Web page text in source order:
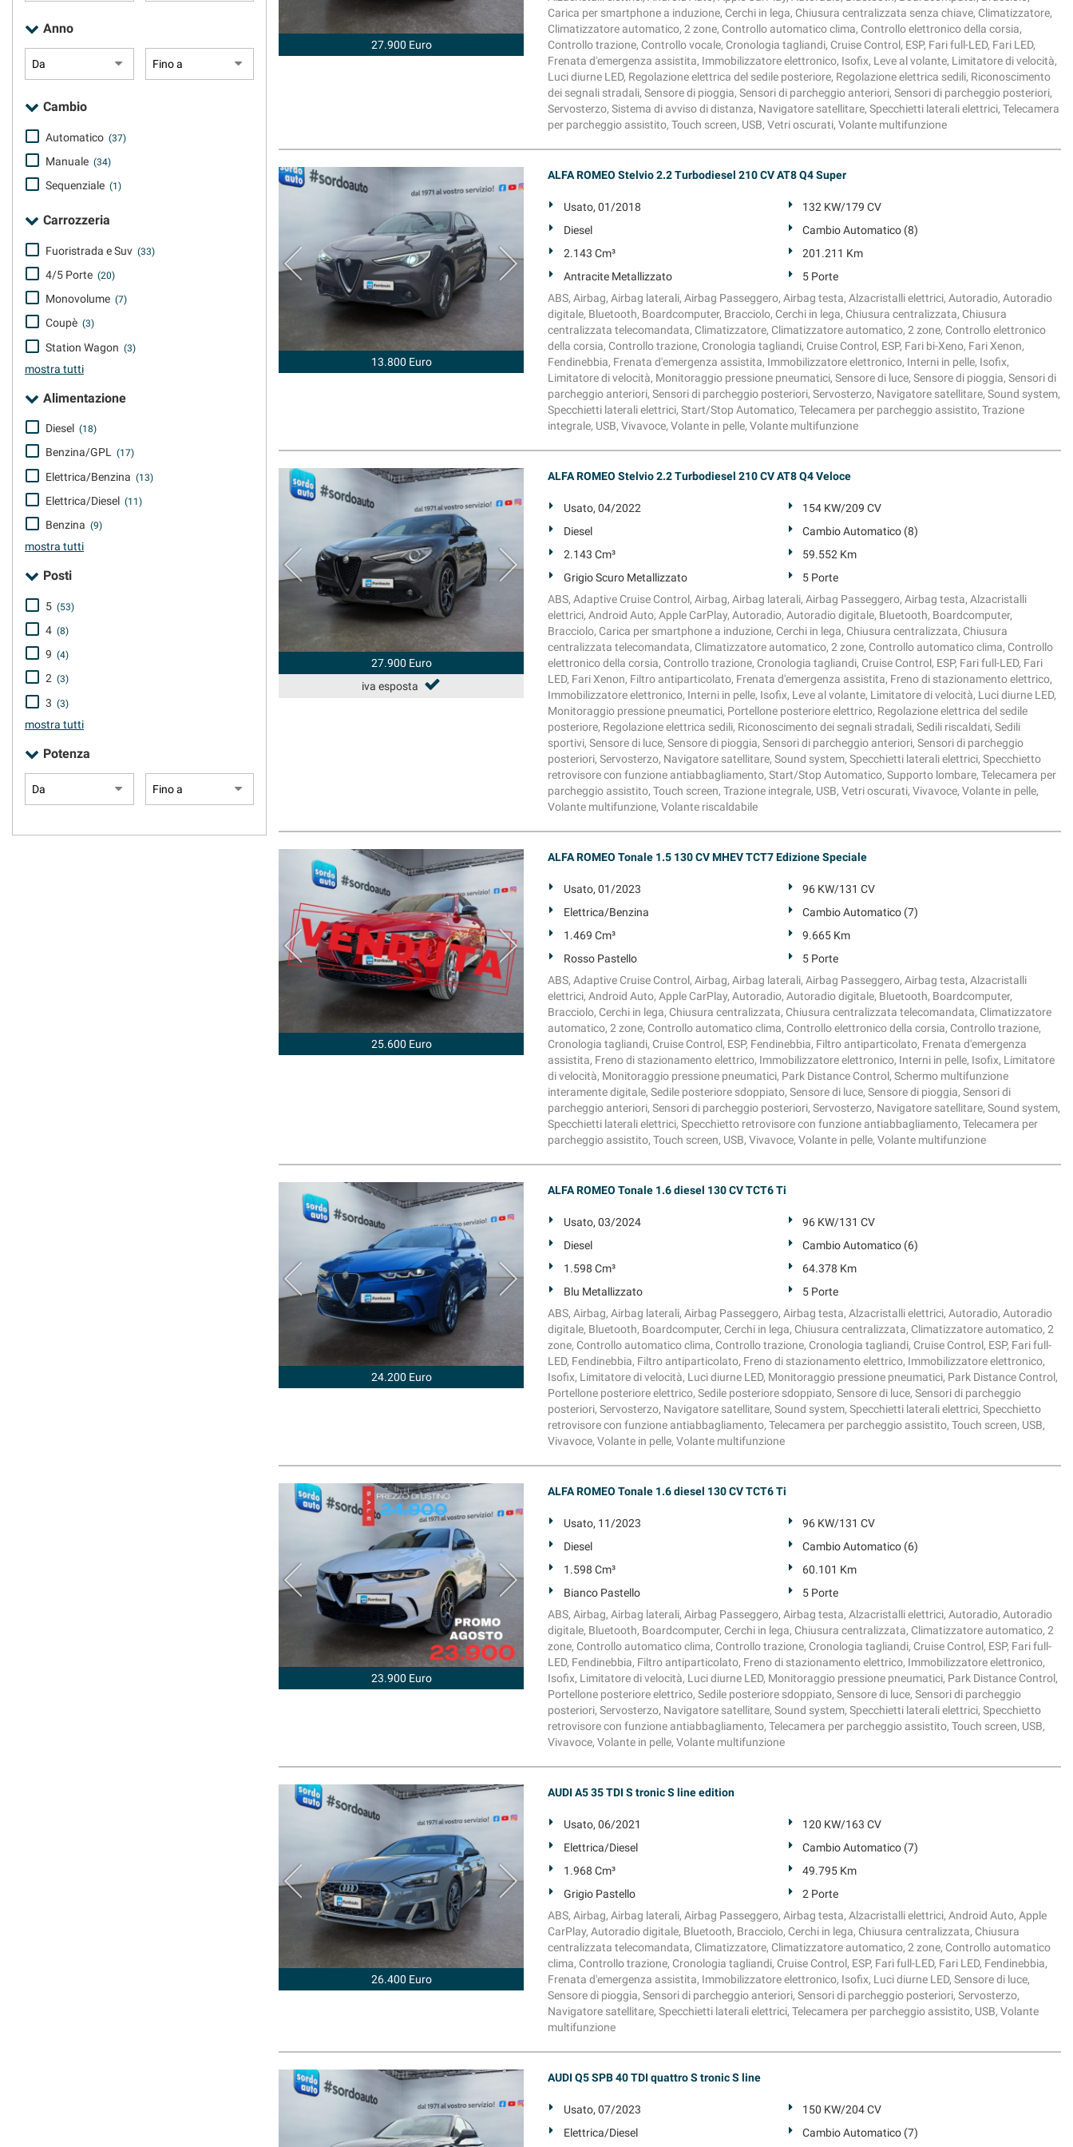
Anno
Cambio
Automatico (37)
Manuale (34)
Sequenziale (1)
Carrozzeria
Fuoristrada e Suv (33)
4/5 Porte (20)
Monovolume (7)
Coupè (3)
Station Wagon (3)
mostra tutti
Alimentazione
Diesel (18)
Benzina/GPL (17)
Elettrica/Benzina (13)
Elettrica/Diesel (11)
Benzina (9)
mostra tutti
Posti
5 (53)
4 (8)
9 (4)
2 (3)
3 (3)
mostra tutti
Potenza
27.900 Euro
Carica per smartphone a induzione, Cerchi in lega, Chiusura centralizzata senza chiave, Climatizzatore,
Climatizzatore automatico, 2 zone, Controllo automatico clima, Controllo elettronico della corsia,
Controllo trazione, Controllo vocale, Cronologia tagliandi, Cruise Control, ESP, Fari full-LED, Fari LED,
Frenata d'emergenza assistita, Immobilizzatore elettronico, Isofix, Leve al volante, Limitatore di velocità,
Luci diurne LED, Regolazione elettrica del sedile posteriore, Regolazione elettrica sedili, Riconoscimento
dei segnali stradali, Sensore di pioggia, Sensori di parcheggio anteriori, Sensori di parcheggio posteriori,
Servosterzo, Sistema di avviso di distanza, Navigatore satellitare, Specchietti laterali elettrici, Telecamera
per parcheggio assistito, Touch screen, USB, Vetri oscurati, Volante multifunzione
13.800 Euro
ALFA ROMEO Stelvio 2.2 Turbodiesel 210 CV AT8 Q4 Super
Usato, 01/2018
132 KW/179 CV
Diesel
Cambio Automatico (8)
2.143 Cm³
201.211 Km
Antracite Metallizzato
5 Porte
ABS, Airbag, Airbag laterali, Airbag Passeggero, Airbag testa, Alzacristalli elettrici, Autoradio, Autoradio
digitale, Bluetooth, Boardcomputer, Bracciolo, Cerchi in lega, Chiusura centralizzata, Chiusura
centralizzata telecomandata, Climatizzatore, Climatizzatore automatico, 2 zone, Controllo elettronico
della corsia, Controllo trazione, Cronologia tagliandi, Cruise Control, ESP, Fari bi-Xeno, Fari Xenon,
Fendinebbia, Frenata d'emergenza assistita, Immobilizzatore elettronico, Interni in pelle, Isofix,
Limitatore di velocità, Monitoraggio pressione pneumatici, Sensore di luce, Sensore di pioggia, Sensori di
parcheggio anteriori, Sensori di parcheggio posteriori, Servosterzo, Navigatore satellitare, Sound system,
Specchietti laterali elettrici, Start/Stop Automatico, Telecamera per parcheggio assistito, Trazione
integrale, USB, Vivavoce, Volante in pelle, Volante multifunzione
27.900 Euro
iva esposta
ALFA ROMEO Stelvio 2.2 Turbodiesel 210 CV AT8 Q4 Veloce
Usato, 04/2022
154 KW/209 CV
Diesel
Cambio Automatico (8)
2.143 Cm³
59.552 Km
Grigio Scuro Metallizzato
5 Porte
ABS, Adaptive Cruise Control, Airbag, Airbag laterali, Airbag Passeggero, Airbag testa, Alzacristalli
elettrici, Android Auto, Apple CarPlay, Autoradio, Autoradio digitale, Bluetooth, Boardcomputer,
Bracciolo, Carica per smartphone a induzione, Cerchi in lega, Chiusura centralizzata, Chiusura
centralizzata telecomandata, Climatizzatore automatico, 2 zone, Controllo automatico clima, Controllo
elettronico della corsia, Controllo trazione, Cronologia tagliandi, Cruise Control, ESP, Fari full-LED, Fari
LED, Fari Xenon, Filtro antiparticolato, Frenata d'emergenza assistita, Freno di stazionamento elettrico,
Immobilizzatore elettronico, Interni in pelle, Isofix, Leve al volante, Limitatore di velocità, Luci diurne LED,
Monitoraggio pressione pneumatici, Portellone posteriore elettrico, Regolazione elettrica del sedile
posteriore, Regolazione elettrica sedili, Riconoscimento dei segnali stradali, Sedili riscaldati, Sedili
sportivi, Sensore di luce, Sensore di pioggia, Sensori di parcheggio anteriori, Sensori di parcheggio
posteriori, Servosterzo, Navigatore satellitare, Sound system, Specchietti laterali elettrici, Specchietto
retrovisore con funzione antiabbagliamento, Start/Stop Automatico, Supporto lombare, Telecamera per
parcheggio assistito, Touch screen, Trazione integrale, USB, Vetri oscurati, Vivavoce, Volante in pelle,
Volante multifunzione, Volante riscaldabile
25.600 Euro
ALFA ROMEO Tonale 1.5 130 CV MHEV TCT7 Edizione Speciale
Usato, 01/2023
96 KW/131 CV
Elettrica/Benzina
Cambio Automatico (7)
1.469 Cm³
9.665 Km
Rosso Pastello
5 Porte
ABS, Adaptive Cruise Control, Airbag, Airbag laterali, Airbag Passeggero, Airbag testa, Alzacristalli
elettrici, Android Auto, Apple CarPlay, Autoradio, Autoradio digitale, Bluetooth, Boardcomputer,
Bracciolo, Cerchi in lega, Chiusura centralizzata, Chiusura centralizzata telecomandata, Climatizzatore
automatico, 2 zone, Controllo automatico clima, Controllo elettronico della corsia, Controllo trazione,
Cronologia tagliandi, Cruise Control, ESP, Fendinebbia, Filtro antiparticolato, Frenata d'emergenza
assistita, Freno di stazionamento elettrico, Immobilizzatore elettronico, Interni in pelle, Isofix, Limitatore
di velocità, Monitoraggio pressione pneumatici, Park Distance Control, Schermo multifunzione
interamente digitale, Sedile posteriore sdoppiato, Sensore di luce, Sensore di pioggia, Sensori di
parcheggio anteriori, Sensori di parcheggio posteriori, Servosterzo, Navigatore satellitare, Sound system,
Specchietti laterali elettrici, Specchietto retrovisore con funzione antiabbagliamento, Telecamera per
parcheggio assistito, Touch screen, USB, Vivavoce, Volante in pelle, Volante multifunzione
24.200 Euro
ALFA ROMEO Tonale 1.6 diesel 130 CV TCT6 Ti
Usato, 03/2024
96 KW/131 CV
Diesel
Cambio Automatico (6)
1.598 Cm³
64.378 Km
Blu Metallizzato
5 Porte
ABS, Airbag, Airbag laterali, Airbag Passeggero, Airbag testa, Alzacristalli elettrici, Autoradio, Autoradio
digitale, Bluetooth, Boardcomputer, Cerchi in lega, Chiusura centralizzata, Climatizzatore automatico, 2
zone, Controllo automatico clima, Controllo trazione, Cronologia tagliandi, Cruise Control, ESP, Fari full-
LED, Fendinebbia, Filtro antiparticolato, Freno di stazionamento elettrico, Immobilizzatore elettronico,
Isofix, Limitatore di velocità, Luci diurne LED, Monitoraggio pressione pneumatici, Park Distance Control,
Portellone posteriore elettrico, Sedile posteriore sdoppiato, Sensore di luce, Sensori di parcheggio
posteriori, Servosterzo, Navigatore satellitare, Sound system, Specchietti laterali elettrici, Specchietto
retrovisore con funzione antiabbagliamento, Telecamera per parcheggio assistito, Touch screen, USB,
Vivavoce, Volante in pelle, Volante multifunzione
23.900 Euro
ALFA ROMEO Tonale 1.6 diesel 130 CV TCT6 Ti
Usato, 11/2023
96 KW/131 CV
Diesel
Cambio Automatico (6)
1.598 Cm³
60.101 Km
Bianco Pastello
5 Porte
ABS, Airbag, Airbag laterali, Airbag Passeggero, Airbag testa, Alzacristalli elettrici, Autoradio, Autoradio
digitale, Bluetooth, Boardcomputer, Cerchi in lega, Chiusura centralizzata, Climatizzatore automatico, 2
zone, Controllo automatico clima, Controllo trazione, Cronologia tagliandi, Cruise Control, ESP, Fari full-
LED, Fendinebbia, Filtro antiparticolato, Freno di stazionamento elettrico, Immobilizzatore elettronico,
Isofix, Limitatore di velocità, Luci diurne LED, Monitoraggio pressione pneumatici, Park Distance Control,
Portellone posteriore elettrico, Sedile posteriore sdoppiato, Sensore di luce, Sensori di parcheggio
posteriori, Servosterzo, Navigatore satellitare, Sound system, Specchietti laterali elettrici, Specchietto
retrovisore con funzione antiabbagliamento, Telecamera per parcheggio assistito, Touch screen, USB,
Vivavoce, Volante in pelle, Volante multifunzione
26.400 Euro
AUDI A5 35 TDI S tronic S line edition
Usato, 06/2021
120 KW/163 CV
Elettrica/Diesel
Cambio Automatico (7)
1.968 Cm³
49.795 Km
Grigio Pastello
2 Porte
ABS, Airbag, Airbag laterali, Airbag Passeggero, Airbag testa, Alzacristalli elettrici, Android Auto, Apple
CarPlay, Autoradio digitale, Bluetooth, Bracciolo, Cerchi in lega, Chiusura centralizzata, Chiusura
centralizzata telecomandata, Climatizzatore, Climatizzatore automatico, 2 zone, Controllo automatico
clima, Controllo trazione, Cronologia tagliandi, Cruise Control, ESP, Fari full-LED, Fari LED, Fendinebbia,
Frenata d'emergenza assistita, Immobilizzatore elettronico, Isofix, Luci diurne LED, Sensore di luce,
Sensore di pioggia, Sensori di parcheggio anteriori, Sensori di parcheggio posteriori, Servosterzo,
Navigatore satellitare, Specchietti laterali elettrici, Telecamera per parcheggio assistito, USB, Volante
multifunzione
AUDI Q5 SPB 40 TDI quattro S tronic S line
Usato, 07/2023
150 KW/204 CV
Elettrica/Diesel
Cambio Automatico (7)
strumenti
di
tracciamento
si
alla
cookie
policy.
Puoi
rivedere
le
scelte
in
momento.
Cookie per il miglioramento dell'esperienza utente
Cookie di marketing